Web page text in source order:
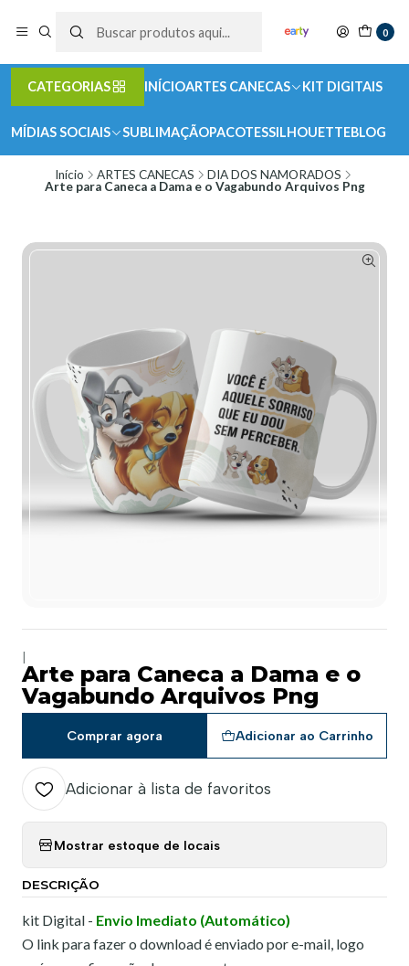
0
CATEGORIAS INÍCIOARTES CANECAS KIT DIGITAIS
MÍDIAS SOCIAIS SUBLIMAÇÃOPACOTESSILHOUETTEBLOG
Início ARTES CANECAS
DIA DOS NAMORADOS
Arte para Caneca a Dama e o Vagabundo Arquivos Png
Arte para Caneca a Dama e o
Vagabundo Arquivos Png
Adicionar ao Carrinho
Comprar agora
Adicionar à lista de favoritos
Mostrar estoque de locais
DESCRIÇÃO
kit Digital - Envio Imediato (Automático)
O link para fazer o download é enviado por e-mail, logo